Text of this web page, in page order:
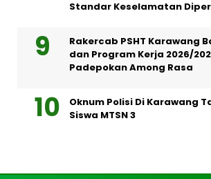
Standar Keselamatan
Rakercab PSHT Karawang
dan Program Kerja 2026/
Padepokan Among Rasa
Oknum Polisi Di Karawang
Siswa MTSN 3